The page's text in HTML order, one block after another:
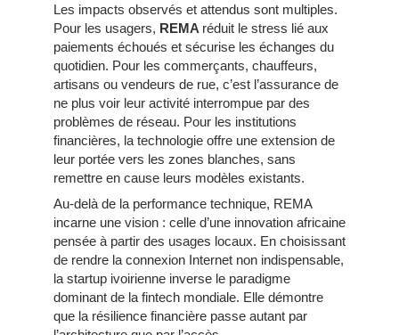
Les impacts observés et attendus sont multiples.
Pour les usagers, REMA réduit le stress lié aux
paiements échoués et sécurise les échanges du
quotidien. Pour les commerçants, chauffeurs,
artisans ou vendeurs de rue, c’est l’assurance de
ne plus voir leur activité interrompue par des
problèmes de réseau. Pour les institutions
financières, la technologie offre une extension de
leur portée vers les zones blanches, sans
remettre en cause leurs modèles existants.
Au-delà de la performance technique, REMA
incarne une vision : celle d’une innovation africaine
pensée à partir des usages locaux. En choisissant
de rendre la connexion Internet non indispensable,
la startup ivoirienne inverse le paradigme
dominant de la fintech mondiale. Elle démontre
que la résilience financière passe autant par